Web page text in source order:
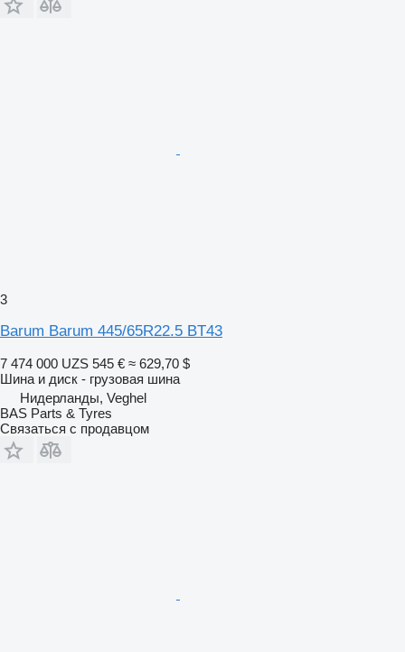
3
Barum Barum 445/65R22.5 BT43
7 474 000 UZS 545 € ≈ 629,70 $
Шина и диск - грузовая шина
Нидерланды, Veghel
BAS Parts & Tyres
Связаться с продавцом